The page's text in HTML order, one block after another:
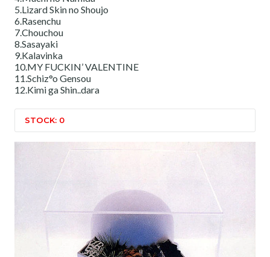
5.Lizard Skin no Shoujo
6.Rasenchu
7.Chouchou
8.Sasayaki
9.Kalavinka
10.MY FUCKIN’ VALENTINE
11.Schiz°o Gensou
12.Kimi ga Shin..dara
STOCK: 0